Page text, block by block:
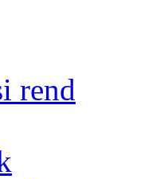
rend